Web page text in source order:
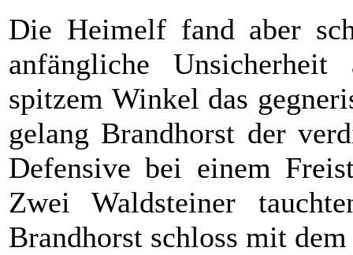
Die Heimelf fand aber
anfängliche
spitzem Winkel das
gelang Brandhorst der
Defensive bei einem
Zwei Waldsteiner
Brandhorst schloss mit